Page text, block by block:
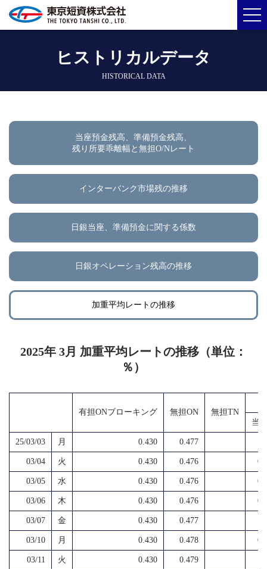
ヒストリカルデータ
HISTORICAL DATA
当座預金残高、準備預金残高、
残り所要乖離幅と無担O/Nレート
インターバンク市場残の推移
日銀当座、準備預金に関する係数
日銀オペレーション残高の推移
加重平均レートの推移
2025年 3月 加重平均レートの推移（単位：
％）
有担ONブローキング 無担ON
無担TN
当
25/03/03 月 0.430 0.477
03/04 火 0.430 0.476
03/05 水 0.430 0.476
03/06 木 0.430 0.476
03/07 金 0.430 0.477
03/10 月 0.430 0.478
03/11 火 0.430 0.479